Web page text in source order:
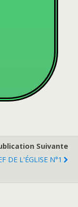
Suivante
DE L'ÉGLISE N°1